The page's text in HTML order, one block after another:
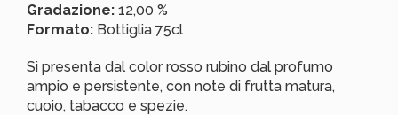
Gradazione: 12,00 %
Formato: Bottiglia 75cl
Si presenta dal color rosso rubino dal profumo
ampio e persistente, con note di frutta matura,
cuoio, tabacco e spezie.